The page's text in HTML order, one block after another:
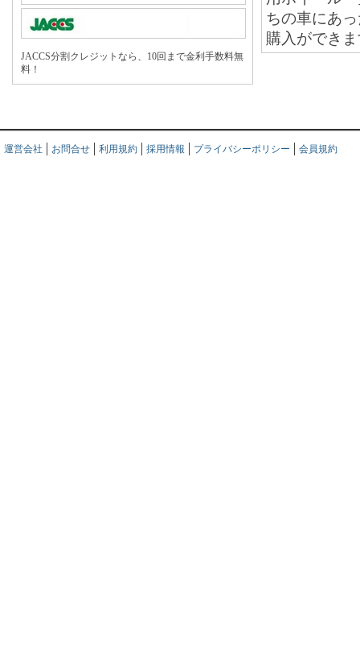
JACCS分割クレジットなら、10回まで金利手数料無
料！
ちの車にあ
購入ができ
運営会社 お問合せ 利用規約 採用情報 プライバシーポリシー 会員規約